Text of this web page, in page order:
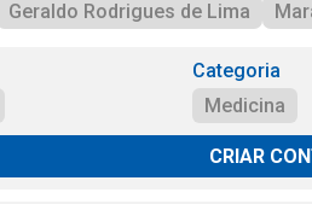
Geraldo Rodrigues de Lima
Categoria
Medicina
CRIAR